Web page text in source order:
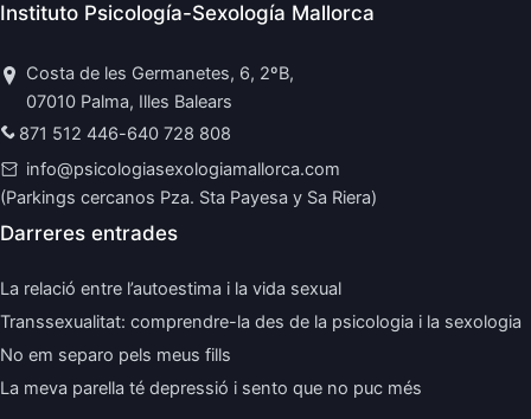
Instituto Psicología-Sexología Mallorca
Costa de les Germanetes, 6, 2ºB,
07010 Palma, Illes Balears
871 512 446-640 728 808
info@psicologiasexologiamallorca.com
(Parkings cercanos Pza. Sta Payesa y Sa Riera)
Darreres entrades
La relació entre l’autoestima i la vida sexual
Transsexualitat: comprendre-la des de la psicologia i la sexologia
No em separo pels meus fills
La meva parella té depressió i sento que no puc més